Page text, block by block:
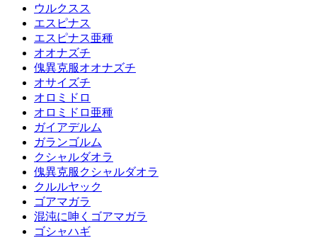
ウルクスス
エスピナス
エスピナス亜種
オオナズチ
傀異克服オオナズチ
オサイズチ
オロミドロ
オロミドロ亜種
ガイアデルム
ガランゴルム
クシャルダオラ
傀異克服クシャルダオラ
クルルヤック
ゴアマガラ
混沌に呻くゴアマガラ
ゴシャハギ